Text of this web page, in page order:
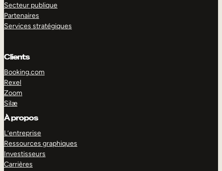
Secteur publique
Partenaires
Services stratégiques
Clients
Booking.com
Rexel
Zoom
Silæ
À propos
L’entreprise
Ressources graphiques
Investisseurs
Carrières